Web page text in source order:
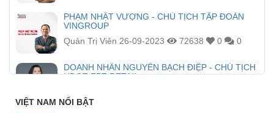
PHẠM NHẬT VƯỢNG - CHỦ TỊCH TẬP ĐOÀN
VINGROUP
Quản Trị Viên 26-09-2023 72638 0 0
DOANH NHÂN NGUYỄN BẠCH ĐIỆP - CHỦ TỊCH
HĐQT FPT RETAIL
VIỆT NAM NỔI BẬT